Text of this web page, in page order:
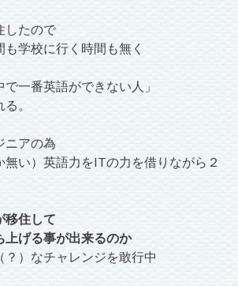
したので
学校に行く時間も無く
で一番英語ができない人」
。
ニアの為
無い）英語力をITの力を借りながら２
移住して
上げる事が出来るのか
？）なチャレンジを敢行中